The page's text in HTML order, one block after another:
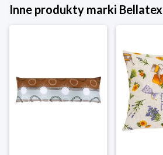
Inne produkty marki Bellatex